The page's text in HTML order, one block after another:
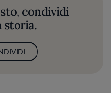
condividi
storia.